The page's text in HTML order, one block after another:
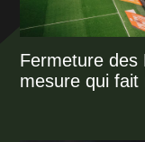
Fermeture des
mesure qui fait